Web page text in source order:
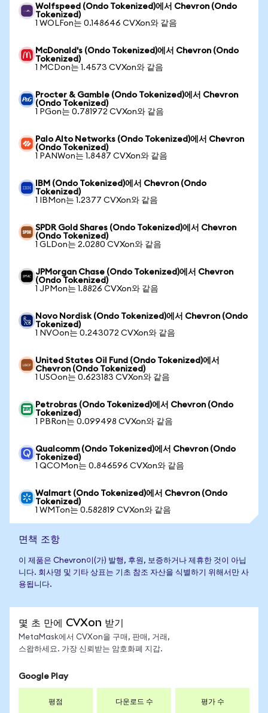
Wolfspeed (Ondo Tokenized)에서 Chevron (Ondo
Tokenized)
1 WOLFon는 0.148646 CVXon와 같음
McDonald's (Ondo Tokenized)에서 Chevron (Ondo
Tokenized)
1 MCDon는 1.4573 CVXon와 같음
Procter & Gamble (Ondo Tokenized)에서 Chevron
(Ondo Tokenized)
1 PGon는 0.781972 CVXon와 같음
Palo Alto Networks (Ondo Tokenized)에서 Chevron
(Ondo Tokenized)
1 PANWon는 1.8487 CVXon와 같음
IBM (Ondo Tokenized)에서 Chevron (Ondo
Tokenized)
1 IBMon는 1.2377 CVXon와 같음
SPDR Gold Shares (Ondo Tokenized)에서 Chevron
(Ondo Tokenized)
1 GLDon는 2.0280 CVXon와 같음
JPMorgan Chase (Ondo Tokenized)에서 Chevron
(Ondo Tokenized)
1 JPMon는 1.8826 CVXon와 같음
Novo Nordisk (Ondo Tokenized)에서 Chevron (Ondo
Tokenized)
1 NVOon는 0.243072 CVXon와 같음
United States Oil Fund (Ondo Tokenized)에서
Chevron (Ondo Tokenized)
1 USOon는 0.623183 CVXon와 같음
Petrobras (Ondo Tokenized)에서 Chevron (Ondo
Tokenized)
1 PBRon는 0.099498 CVXon와 같음
Qualcomm (Ondo Tokenized)에서 Chevron (Ondo
Tokenized)
1 QCOMon는 0.846596 CVXon와 같음
Walmart (Ondo Tokenized)에서 Chevron (Ondo
Tokenized)
1 WMTon는 0.582819 CVXon와 같음
면책 조항
이 제품은 Chevron이(가) 발행, 후원, 보증하거나 제휴한 것이 아닙
니다. 회사명 및 기타 상표는 기초 참조 자산을 식별하기 위해서만 사
용됩니다.
몇 초 만에 CVXon 받기
MetaMask에서 CVXon을 구매, 판매, 거래,
스왑하세요. 가장 신뢰받는 암호화폐 지갑.
Google Play
평점 다운로드 수 평가 수